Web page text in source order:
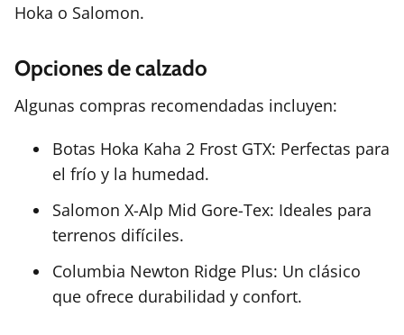
Hoka o Salomon.
Opciones de calzado
Algunas compras recomendadas incluyen:
Botas Hoka Kaha 2 Frost GTX: Perfectas para
el frío y la humedad.
Salomon X-Alp Mid Gore-Tex: Ideales para
terrenos difíciles.
Columbia Newton Ridge Plus: Un clásico
que ofrece durabilidad y confort.